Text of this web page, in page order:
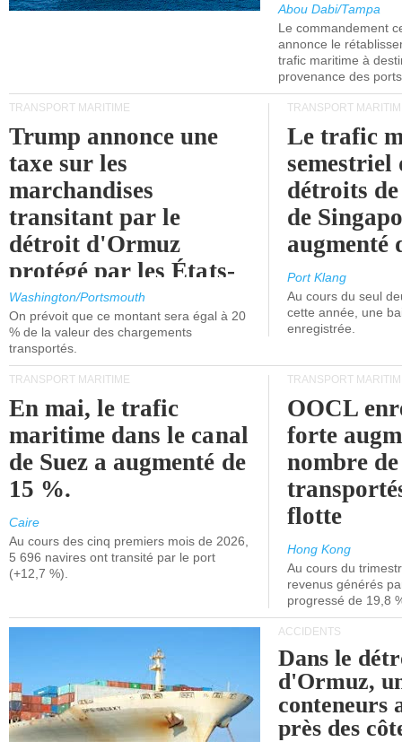
Abou Dabi/Tampa
Le commandement
annonce le
trafic maritime à
provenance des
TRANSPORT MARITIME
Trump annonce une
taxe sur les
marchandises
transitant par le
détroit d'Ormuz
protégé par les États-
Unis.
Washington/Portsmouth
On prévoit que ce montant sera égal à 20
% de la valeur des chargements
transportés.
TRANSPORT
Le trafic
semestriel
détroits
de
augmenté
Port Klang
Au cours du seul
cette année, une
enregistrée.
TRANSPORT MARITIME
En mai, le trafic
maritime dans le canal
de Suez a augmenté de
15 %.
Caire
Au cours des cinq premiers mois de 2026,
5 696 navires ont transité par le port
(+12,7 %).
TRANSPORT
OOCL
forte
nombre
flotte
Hong Kong
Au cours du
revenus générés
progressé de 19,8
ACCIDENTS
Dans le
d'Ormuz,
conteneurs
près des